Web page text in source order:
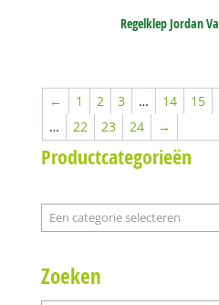
Regelklep Jordan
← 1 2 3 … 14 15
…
22 23 24 →
Productcategorieën
Een
categorie
Zoeken